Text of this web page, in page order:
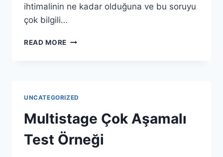
ihtimalinin ne kadar olduğuna ve bu soruyu
çok bilgili…
READ MORE ADAPTIF
UNCATEGORIZED
Multistage Çok Aşamalı
Test Örneği